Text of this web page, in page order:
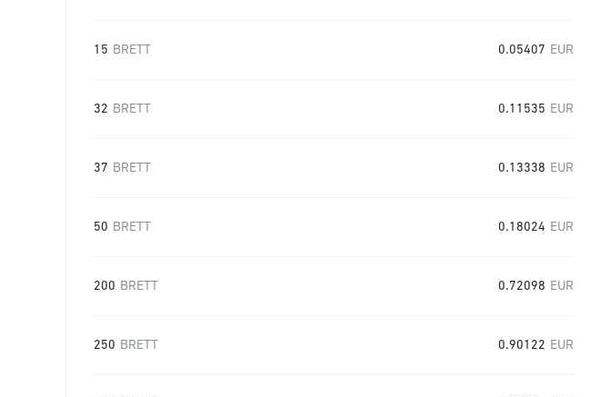
15 BRETT 0.05407 EUR
32 BRETT 0.11535 EUR
37 BRETT 0.13338 EUR
50 BRETT 0.18024 EUR
200 BRETT 0.72098 EUR
250 BRETT 0.90122 EUR